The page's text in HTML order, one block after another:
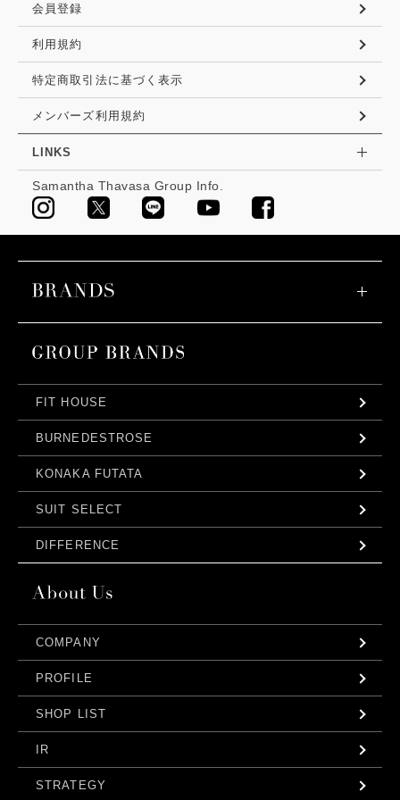
会員登録
利用規約
特定商取引法に基づく表示
メンバーズ利用規約
LINKS
Samantha Thavasa Group Info.
FIT HOUSE
BURNEDESTROSE
KONAKA FUTATA
SUIT SELECT
DIFFERENCE
COMPANY
PROFILE
SHOP LIST
IR
STRATEGY